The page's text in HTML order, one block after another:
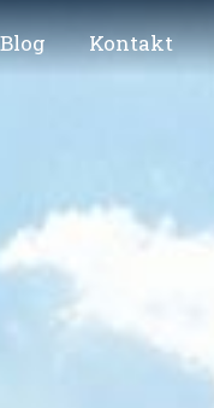
Blog Kontakt